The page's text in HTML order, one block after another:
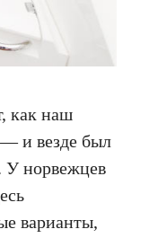
как наш
и везде был
У норвежцев
варианты,